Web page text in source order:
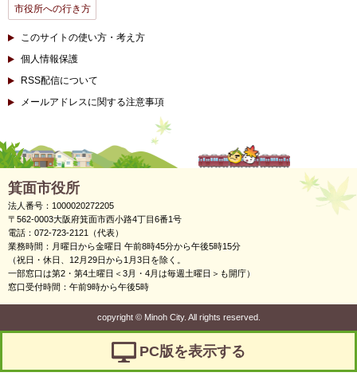
市役所への行き方
このサイトの使い方・考え方
個人情報保護
RSS配信について
メールアドレスに関する注意事項
箕面市役所
法人番号：1000020272205
〒562-0003大阪府箕面市西小路4丁目6番1号
電話：072-723-2121（代表）
業務時間：月曜日から金曜日 午前8時45分から午後5時15分
（祝日・休日、12月29日から1月3日を除く。
一部窓口は第2・第4土曜日＜3月・4月は毎週土曜日＞も開庁）
窓口受付時間：午前9時から午後5時
copyright ©Minoh City. All rights reserved.
PC版を表示する